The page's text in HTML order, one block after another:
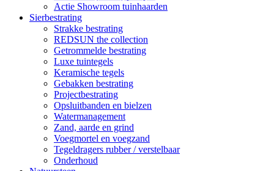
Actie Showroom tuinhaarden
Sierbestrating
Strakke bestrating
REDSUN the collection
Getrommelde bestrating
Luxe tuintegels
Keramische tegels
Gebakken bestrating
Projectbestrating
Opsluitbanden en bielzen
Watermanagement
Zand, aarde en grind
Voegmortel en voegzand
Tegeldragers rubber / verstelbaar
Onderhoud